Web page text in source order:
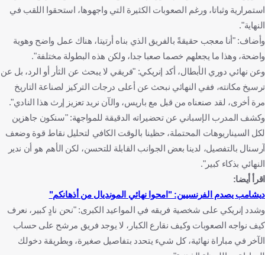
ماركوينيوس
إسبانيا فرنسا إنجلترا هنغاريا
المغرب
مدغشقر
البرتغال
الكونغو - كينشاسا أوزبكستان كرة قدم
استمرارية وثباتا، ورغم الصعوبات الكثيرة التي واجهوها، استحقوا اللقب في
النهاية".
وأضاف: "أنا معجب حقيقةً بالفريق الذي بناه أرتيتا، هناك عمل واضح وهوية
واضحة، وهذا ما يجعلهم خصما صعبا جدا، ولكن هذه البطولة مختلفة".
وعن نهائي دوري الأبطال، أكد إنريكي: "فريقي لا يبحث عن الثأر أو الرد، بل عن
ترسيخ مكانته، ففي النهائي نبحث عن أعلى درجات التركيز لصناعة التاريخ
مرة أخرى، لقد صنعناه من قبل مع باريس، والآن نريد تعزيز إرث هذا النادي".
وكشف المدرب الإسباني عن تحضيراته الدقيقة للمواجهة: "سنكون جاهزين
لكل السيناريوهات المحتملة، حظينا بالوقت الكافي لتحليل نقاط قوة وضعف
آرسنال بالتفصيل، لدينا بعض الجوانب القابلة للتحسن، لكن الأهم هو أن ندير
النهائي بذكاء كبير".
اقرأ أيضا:
ديشامب يصدم الفرنسيين: "امحوا نهائي المونديال من أذهانكم"
وشدد إنريكي على شخصية فريقه في المواعيد الكبرى: "نحن نادٍ كبير، نعرف
كيف نواجه الصعوبات وكيف نقارع الكبار، لا يوجد فريق مرشح على حساب
الآخر في مباراة نهائية، كل شيء يتحدد بتفاصيل صغيرة، وبطريقة دخولك